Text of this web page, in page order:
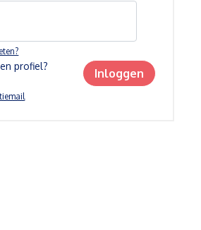
profiel?
Inloggen